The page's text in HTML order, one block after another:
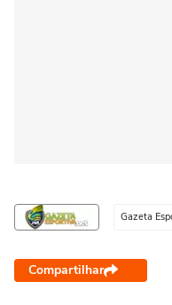
Gazeta
Compartilhar